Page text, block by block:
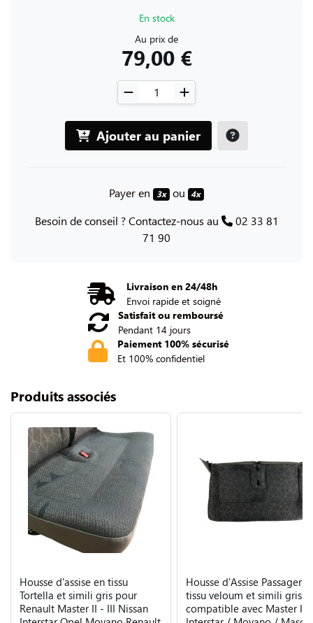
En stock
Au prix de
79,00 €
Ajouter au panier
Payer en 3x ou 4x
Besoin de conseil ? Contactez-nous au
02 33 81
71 90
Livraison en 24/48h
Envoi rapide et soigné
Satisfait ou remboursé
Pendant 14 jours
Paiement 100% sécurisé
Et 100% confidentiel
Produits associés
Housse d'assise en tissu
Tortella et simili gris pour
Renault Master II - III Nissan
Housse d'Assise Passager
tissu veloum et simili gris
compatible avec Master II